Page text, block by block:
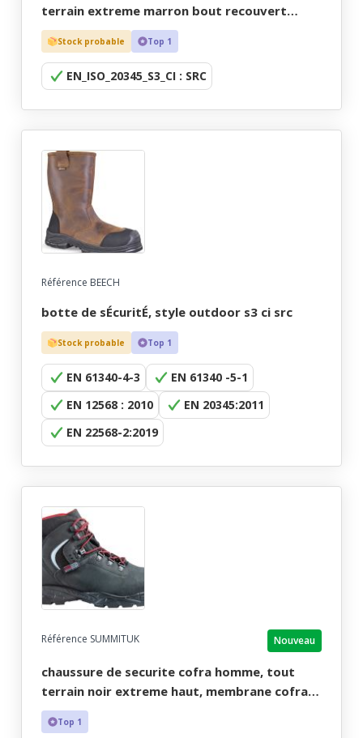
terrain extreme marron bout recouvert
doubure thinsulate - ce en iso 20345 s3 ci src
- 38/47
Stock probable Top 1
EN_ISO_20345_S3_CI : SRC
Référence BEECH
botte de sÉcuritÉ, style outdoor s3 ci src
Stock probable Top 1
EN 61340-4-3
EN 61340 -5-1
EN 12568 : 2010
EN 20345:2011
EN 22568-2:2019
Référence SUMMITUK Nouveau
chaussure de securite cofra homme, tout
terrain noir extreme haut, membrane cofra-
tex - ce en iso 20345 s3 ci wr src - 39/48
Top 1